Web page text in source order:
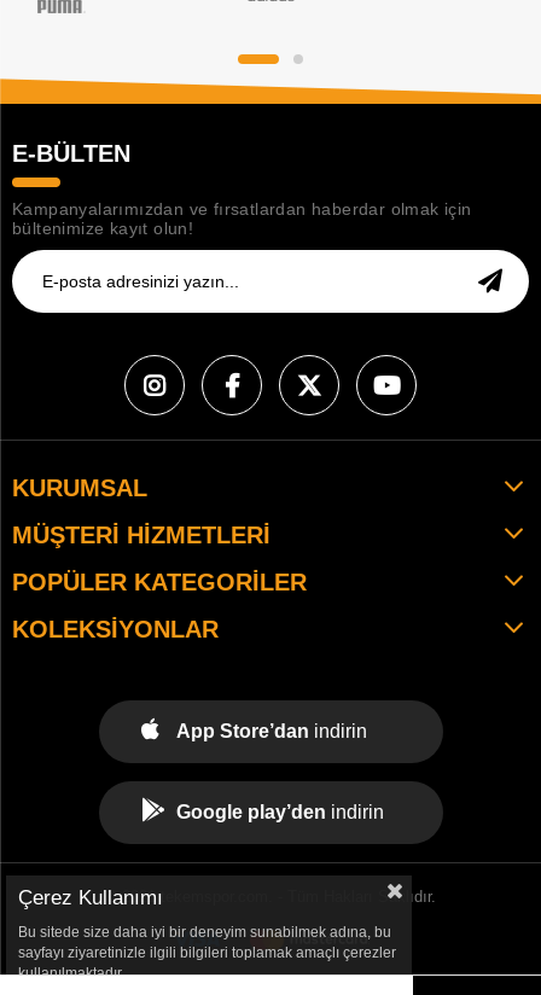
E-BÜLTEN
Kampanyalarımızdan ve fırsatlardan haberdar olmak için
bültenimize kayıt olun!
KURUMSAL
MÜŞTERI HIZMETLERI
POPÜLER KATEGORILER
KOLEKSIYONLAR
App Store’dan indirin
Google play’den indirin
© 2021 tekemspor.com. - Tüm Hakları Saklıdır.
Çerez Kullanımı
Bu sitede size daha iyi bir deneyim sunabilmek adına, bu
sayfayı ziyaretinizle ilgili bilgileri toplamak amaçlı çerezler
kullanılmaktadır.